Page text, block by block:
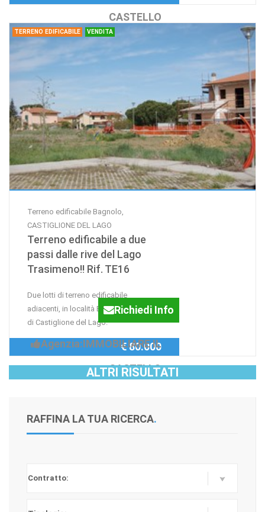
CASTELLO
TERRENO EDIFICABILE VENDITA
Terreno edificabile Bagnolo,
CASTIGLIONE DEL LAGO
Terreno edificabile a due
passi dalle rive del Lago
Trasimeno!! Rif. TE16
Due lotti di terreno edificabile
adiacenti, in località Bagnolo, alle porte
di Castiglione del Lago.
Richiedi Info
Agenzia:IMMOBILIARE IL
CASTELLO
€ 80.000
ALTRI RISULTATI
RAFFINA LA TUA RICERCA.